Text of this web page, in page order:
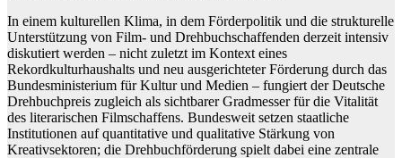
In einem kulturellen Klima, in dem Förderpolitik und die strukturelle
Unterstützung von Film- und Drehbuchschaffenden derzeit intensiv
diskutiert werden – nicht zuletzt im Kontext eines
Rekordkulturhaushalts und neu ausgerichteter Förderung durch das
Bundesministerium für Kultur und Medien – fungiert der Deutsche
Drehbuchpreis zugleich als sichtbarer Gradmesser für die Vitalität
des literarischen Filmschaffens. Bundesweit setzen staatliche
Institutionen auf quantitative und qualitative Stärkung von
Kreativsektoren; die Drehbuchförderung spielt dabei eine zentrale